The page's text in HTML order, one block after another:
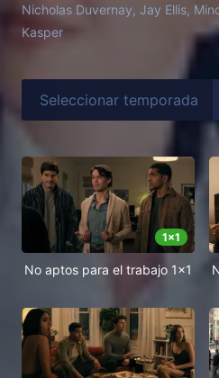
Nicholas Duvernay, Jay Ellis,
Kasper
Seleccionar temporada
1x1
No aptos para el trabajo 1x1